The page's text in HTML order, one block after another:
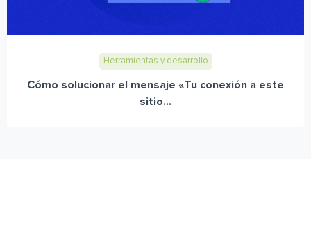
Herramientas y desarrollo
Cómo solucionar el mensaje «Tu conexión a este
sitio...